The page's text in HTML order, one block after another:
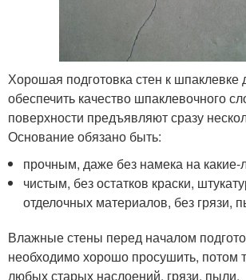
Хорошая подготовка стен к шпаклевке
обеспечить качество шпаклевочного
поверхности предъявляют сразу
Основание обязано быть:
прочным, даже без намека на какие-
чистым, без остатков краски,
отделочных материалов, без грязи,
Влажные стены перед началом
необходимо хорошо просушить, потом
любых старых наслоений, грязи, пыли.